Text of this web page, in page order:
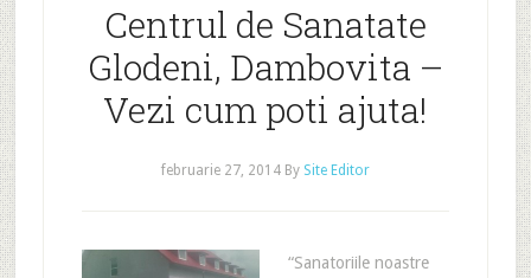
Centrul de Sanatate
Glodeni, Dambovita –
Vezi cum poti ajuta!
februarie 27, 2014By Site Editor
“Sanatoriile noastre